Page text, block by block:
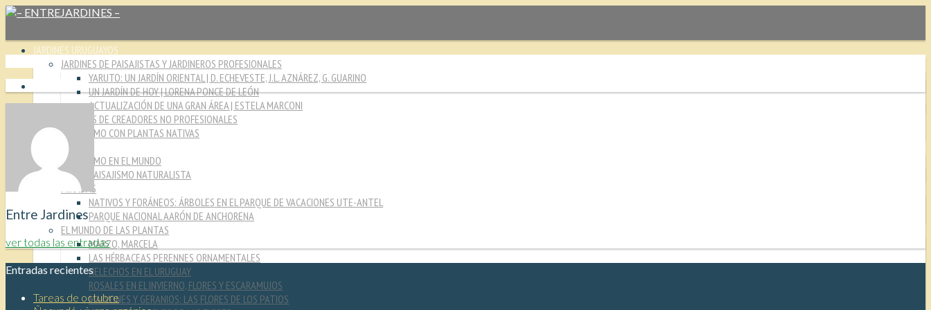
JARDINES URUGUAYOS
JARDINES DE PAISAJISTAS Y JARDINEROS PROFESIONALES
YARUTO: UN JARDÍN ORIENTAL | D. ECHEVESTE, J.L. AZNÁREZ, G. GUARINO
UN JARDÍN DE HOY | LORENA PONCE DE LEÓN
ACTUALIZACIÓN DE UNA GRAN ÁREA | ESTELA MARCONI
JARDINES DE CREADORES NO PROFESIONALES
PAISAJISMO CON PLANTAS NATIVAS
CULTURA JARDINERA
PAISAJISMO EN EL MUNDO
PAISAJISMO NATURALISTA
MIRADAS
NATIVOS Y FORÁNEOS: ÁRBOLES EN EL PARQUE DE VACACIONES UTE-ANTEL
PARQUE NACIONAL AARÓN DE ANCHORENA
EL MUNDO DE LAS PLANTAS
MARZO, MARCELA
LAS HÉRBACEAS PERENNES ORNAMENTALES
HELECHOS EN EL URUGUAY
ROSALES EN EL INVIERNO, FLORES Y ESCARAMUJOS
MALVONES Y GERANIOS: LAS FLORES DE LOS PATIOS
Entre Jardines
ver todas las entradas
Entradas recientes
Tareas de octubre